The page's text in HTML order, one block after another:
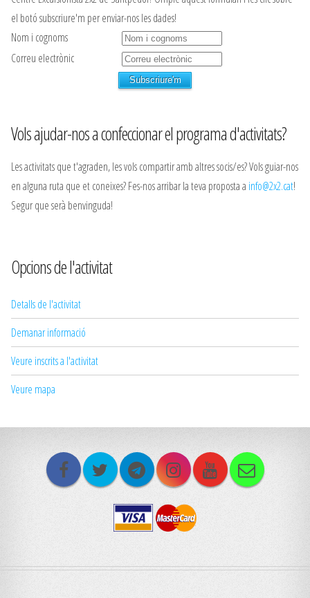
el botó subscriure'm per enviar-nos les dades!
Nom i cognoms
Correu electrònic
Vols ajudar-nos a confeccionar el programa d'activitats?
Les activitats que t'agraden, les vols compartir amb altres socis/es? Vols guiar-nos
en alguna ruta que et coneixes? Fes-nos arribar la teva proposta a info@2x2.cat!
Segur que serà benvinguda!
Opcions de l'activitat
Detalls de l'activitat
Demanar informació
Veure inscrits a l'activitat
Veure mapa